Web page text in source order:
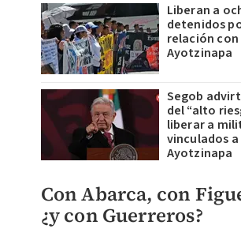
Liberan a
detenidos
relación con
Ayotzinapa
Segob
del “alto
liberar a
vinculados a
Ayotzinapa
Con Abarca, con
¿y con Guerreros?